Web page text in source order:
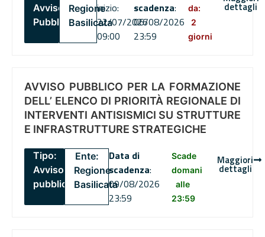
Avviso
Pubblico
Regione
Basilicata
inizio:
22/07/2026
09:00
scadenza:
06/08/2026
23:59
da:
2
giorni
dettagli
AVVISO PUBBLICO PER LA FORMAZIONE
DELL’ ELENCO DI PRIORITÀ REGIONALE DI
INTERVENTI ANTISISMICI SU STRUTTURE
E INFRASTRUTTURE STRATEGICHE
Tipo:
Avviso
pubblico
Ente:
Regione
Basilicata
Data di
scadenza:
09/08/2026
23:59
Scade
domani
alle
23:59
Maggiori
dettagli